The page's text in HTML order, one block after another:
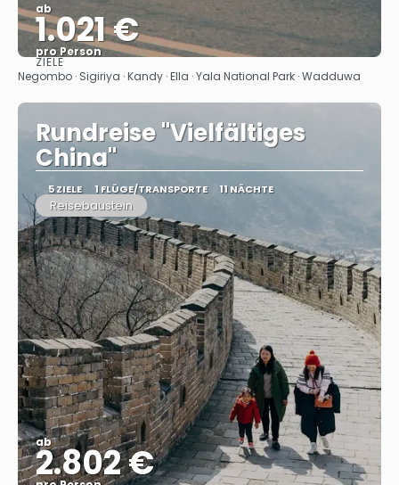
ab
1.021 €
pro Person
Sehen
ZIELE
Negombo · Sigiriya · Kandy · Ella · Yala National Park · Wadduwa
Rundreise "Vielfältiges
China"
5 ZIELE 1 FLÜGE/TRANSPORTE 11 NÄCHTE
Reisebaustein
ab
2.802 €